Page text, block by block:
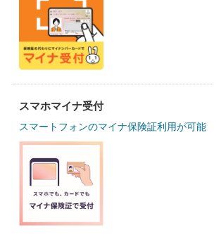
スマホマイナ受付
スマートフォンのマイナ保険証利用が可能